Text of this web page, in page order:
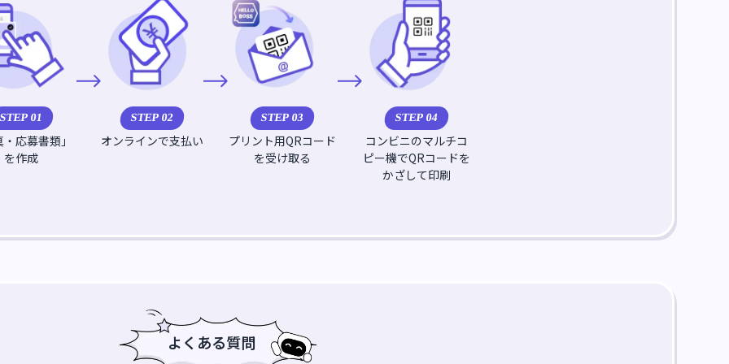
STEP 01
応募書類」
を作成
STEP 02
オンラインで支払い
STEP 03
プリント用QRコード
を受け取る
STEP 04
コンビニのマルチコ
ピー機でQRコードを
かざして印刷
よくある質問